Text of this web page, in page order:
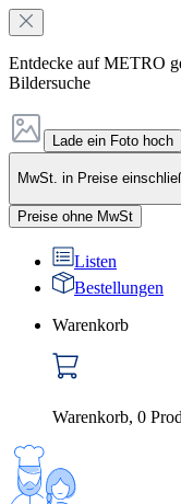
Entdecke auf METRO
Bildersuche
Lade ein Foto hoch
MwSt. in Preise
Preise ohne MwSt
Listen
Bestellungen
Warenkorb
Warenkorb, 0